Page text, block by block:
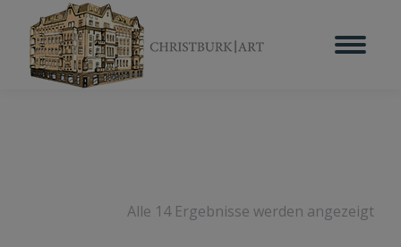
Alle 14 Ergebnisse werden angezeigt